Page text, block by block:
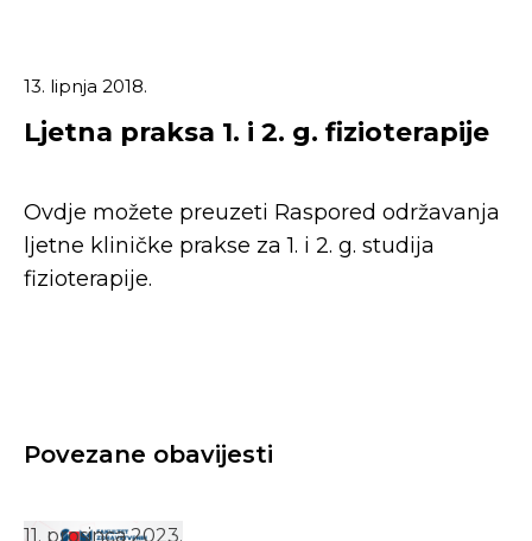
13. lipnja 2018.
Ljetna praksa 1. i 2. g. fizioterapije
Ovdje možete preuzeti Raspored održavanja
ljetne kliničke prakse za 1. i 2. g. studija
fizioterapije.
Povezane obavijesti
11. prosinca 2023.